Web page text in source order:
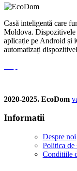
Casă inteligentă care
Moldova.
aplicație pe Android și
automatizați
2020-2025. EcoDom
Informatii
Despre noi
Politica
Conditiile